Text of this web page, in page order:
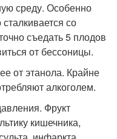
среду. Особенно
со
съедать 5 плодов
от бессоницы.
от этанола. Крайне
алкоголем.
Фрукт
кишечника,